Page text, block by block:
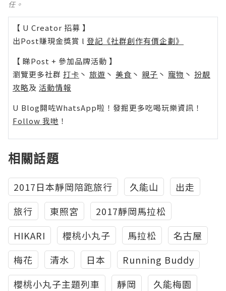
任。
【 U Creator 招募 】
出Post賺現金獎賞 l 登記《社群創作有價企劃》
【 睇Post + 參加品牌活動 】
瀏覽更多社群 打卡 丶 旅遊 丶 美食 丶 親子 丶 寵物 丶 扮靚
攻略及 活動情報
U Blog開咗WhatsApp啦！發掘更多吃喝玩樂資訊！
Follow 我哋 ！
相關話題
2017日本靜岡陪跑旅行 久能山
出走
旅行
東照宮
2017靜岡馬拉松
HIKARI
櫻桃小丸子 馬拉松
名古屋
梅花
清水 日本
Running Buddy
櫻桃小丸子主題列車
靜岡
久能梅園